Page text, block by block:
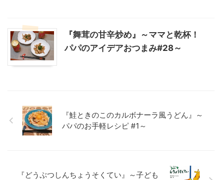
『舞茸の甘辛炒め』～ママと乾杯！
パパのアイデアおつまみ#28～
『鮭ときのこのカルボナーラ風うどん』～
パパのお手軽レシピ #1～
『どうぶつしんちょうそくてい』～子ども